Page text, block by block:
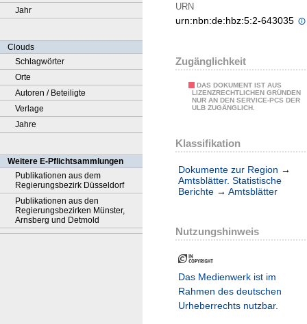
Jahr
Clouds
Schlagwörter
Orte
Autoren / Beteiligte
Verlage
Jahre
Weitere E-Pflichtsammlungen
Publikationen aus dem
Regierungsbezirk Düsseldorf
Publikationen aus den
Regierungsbezirken Münster,
Arnsberg und Detmold
URN
urn:nbn:de:hbz:5:2-643035
Zugänglichkeit
DAS DOKUMENT IST AUS
LIZENZRECHTLICHEN GRÜNDEN
NUR AN DEN SERVICE-PCS DER
ULB ZUGÄNGLICH.
Klassifikation
Dokumente zur Region →
Amtsblätter. Statistische
Berichte → Amtsblätter
Nutzungshinweis
Das Medienwerk ist im
Rahmen des deutschen
Urheberrechts nutzbar.